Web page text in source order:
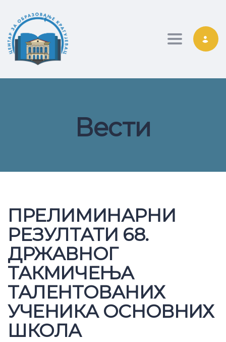
Toggle
Вести
ПРЕЛИМИНАРНИ
РЕЗУЛТАТИ 68.
ДРЖАВНОГ
ТАКМИЧЕЊА
ТАЛЕНТОВАНИХ
УЧЕНИКА ОСНОВНИХ
ШКОЛА